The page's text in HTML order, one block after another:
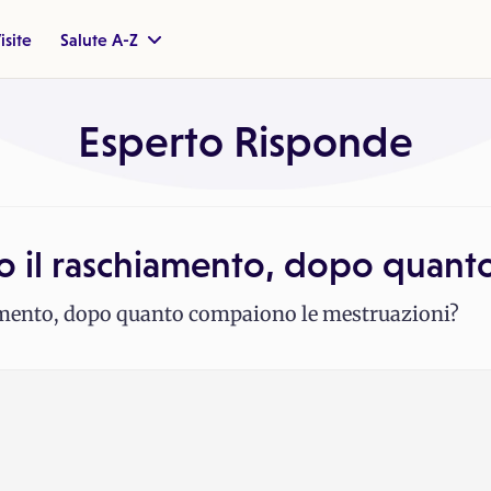
Salute A-Z
Esperto Risponde
il raschiamento, dopo
dopo quanto compaiono le mestruazioni?